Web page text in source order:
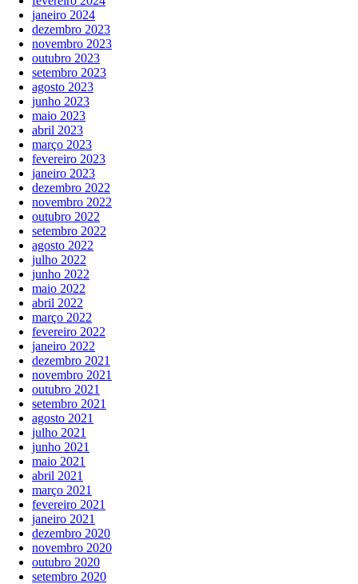
janeiro 2024
dezembro 2023
novembro 2023
outubro 2023
setembro 2023
agosto 2023
junho 2023
maio 2023
abril 2023
março 2023
fevereiro 2023
janeiro 2023
dezembro 2022
novembro 2022
outubro 2022
setembro 2022
agosto 2022
julho 2022
junho 2022
maio 2022
abril 2022
março 2022
fevereiro 2022
janeiro 2022
dezembro 2021
novembro 2021
outubro 2021
setembro 2021
agosto 2021
julho 2021
junho 2021
maio 2021
abril 2021
março 2021
fevereiro 2021
janeiro 2021
dezembro 2020
novembro 2020
outubro 2020
setembro 2020